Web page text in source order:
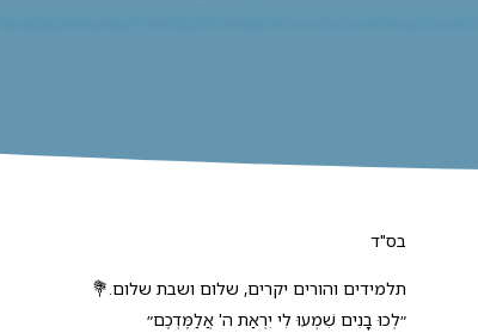
בס"ד
תלמידים והורים יקרים, שלום ושבת שלום.💐
״לְכוּ בָנִים שִׁמְעוּ לִי יִרְאַת ה' אֲלַמֶּדְכֶם״